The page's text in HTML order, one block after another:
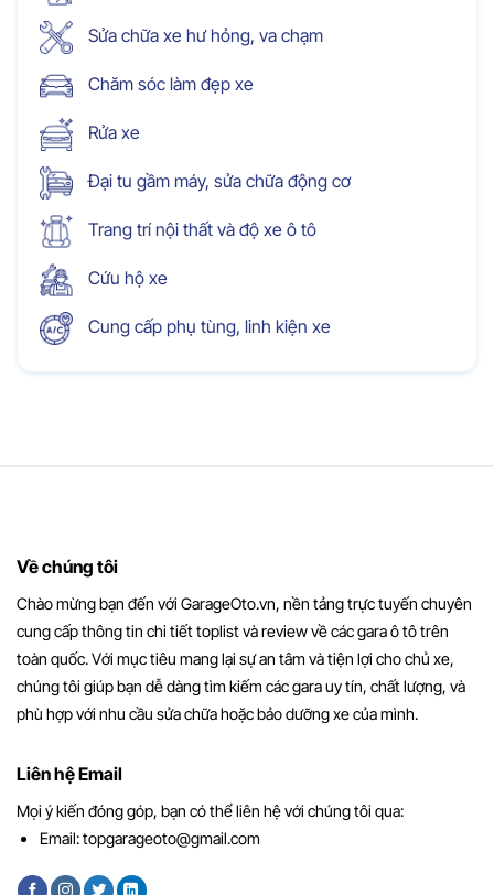
Sửa chữa xe hư hỏng, va chạm
Chăm sóc làm đẹp xe
Rửa xe
Đại tu gầm máy, sửa chữa động cơ
Trang trí nội thất và độ xe ô tô
Cứu hộ xe
Cung cấp phụ tùng, linh kiện xe
Về chúng tôi
Chào mừng bạn đến với GarageOto.vn, nền tảng trực tuyến chuyên
cung cấp thông tin chi tiết toplist và review về các gara ô tô trên
toàn quốc. Với mục tiêu mang lại sự an tâm và tiện lợi cho chủ xe,
chúng tôi giúp bạn dễ dàng tìm kiếm các gara uy tín, chất lượng, và
phù hợp với nhu cầu sửa chữa hoặc bảo dưỡng xe của mình.
Liên hệ Email
Mọi ý kiến đóng góp, bạn có thể liên hệ với chúng tôi qua:
Email:topgarageoto@gmail.com